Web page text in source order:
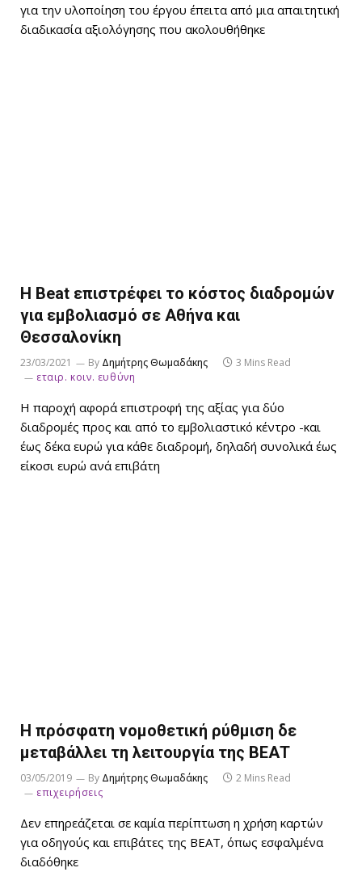
για την υλοποίηση του έργου έπειτα από μια απαιτητική
διαδικασία αξιολόγησης που ακολουθήθηκε
Η Beat επιστρέφει το κόστος διαδρομών
για εμβολιασμό σε Αθήνα και
Θεσσαλονίκη
23/03/2021 By Δημήτρης Θωμαδάκης
3 Mins Read
εταιρ. κοιν. ευθύνη
Η παροχή αφορά επιστροφή της αξίας για δύο
διαδρομές προς και από το εμβολιαστικό κέντρο -και
έως δέκα ευρώ για κάθε διαδρομή, δηλαδή συνολικά έως
είκοσι ευρώ ανά επιβάτη
Η πρόσφατη νομοθετική ρύθμιση δε
μεταβάλλει τη λειτουργία της ΒΕΑΤ
03/05/2019 By Δημήτρης Θωμαδάκης
2 Mins Read
επιχειρήσεις
Δεν επηρεάζεται σε καμία περίπτωση η χρήση καρτών
για οδηγούς και επιβάτες της ΒΕΑΤ, όπως εσφαλμένα
διαδόθηκε